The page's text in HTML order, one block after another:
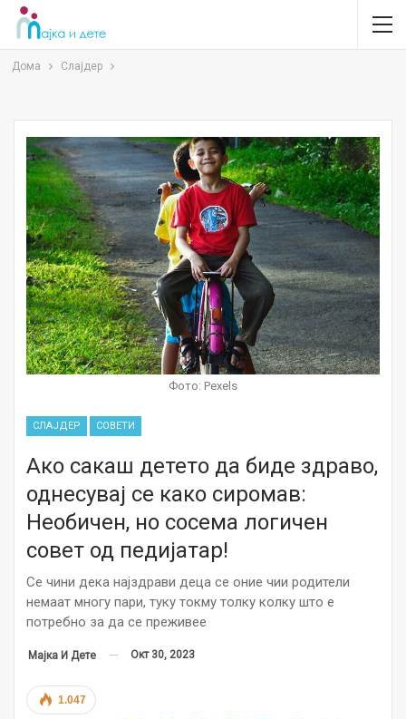
Дома Слајдер
Фото: Pexels
СЛАЈДЕР СОВЕТИ
Ако сакаш детето да биде здраво,
однесувај се како сиромав:
Необичен, но сосема логичен
совет од педијатар!
Се чини дека најздрави деца се оние чии родители
немаат многу пари, туку токму толку колку што е
потребно за да се преживее
Мајка И Дете Окт 30, 2023
1.047